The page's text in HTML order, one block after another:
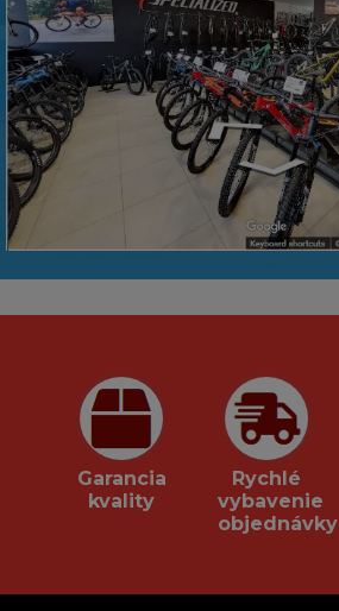
Garancia
kvality
Rychlé
vybavenie
objednávky